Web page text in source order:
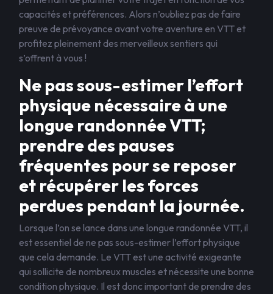
capacités et préférences. Alors n’oubliez pas de faire
preuve de prévoyance avant votre aventure en VTT et
profitez pleinement des merveilleux sentiers qui
s’offrent à vous !
Ne pas sous-estimer l’effort
physique nécessaire à une
longue randonnée VTT;
prendre des pauses
fréquentes pour se reposer
et récupérer les forces
perdues pendant la journée.
Lorsque l’on se lance dans une longue randonnée VTT, il
est essentiel de ne pas sous-estimer l’effort physique
que cela demande. Le VTT est une activité exigeante
qui sollicite de nombreux muscles et nécessite une bonne
condition physique. Il est donc important de prendre des